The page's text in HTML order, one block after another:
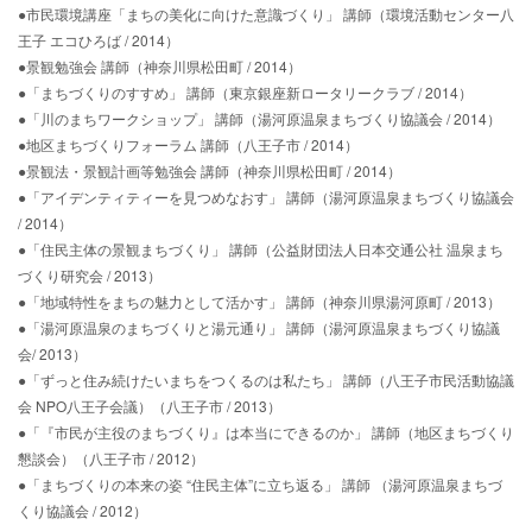
●市民環境講座「まちの美化に向けた意識づくり」 講師（環境活動センター八
王子 エコひろば / 2014）
●景観勉強会 講師（神奈川県松田町 / 2014）
●「まちづくりのすすめ」 講師（東京銀座新ロータリークラブ / 2014）
●「川のまちワークショップ」 講師（湯河原温泉まちづくり協議会 / 2014）
●地区まちづくりフォーラム 講師（八王子市 / 2014）
●景観法・景観計画等勉強会 講師（神奈川県松田町 / 2014）
●「アイデンティティーを見つめなおす」 講師（湯河原温泉まちづくり協議会
/ 2014）
●「住民主体の景観まちづくり」 講師（公益財団法人日本交通公社 温泉まち
づくり研究会 / 2013）
●「地域特性をまちの魅力として活かす」 講師（神奈川県湯河原町 / 2013）
●「湯河原温泉のまちづくりと湯元通り」 講師（湯河原温泉まちづくり協議
会/ 2013）
●「ずっと住み続けたいまちをつくるのは私たち」 講師（八王子市民活動協議
会 NPO八王子会議）（八王子市 / 2013）
●「『市民が主役のまちづくり』は本当にできるのか」 講師（地区まちづくり
懇談会）（八王子市 / 2012）
●「まちづくりの本来の姿 “住民主体”に立ち返る」 講師 （湯河原温泉まちづ
くり協議会 / 2012）